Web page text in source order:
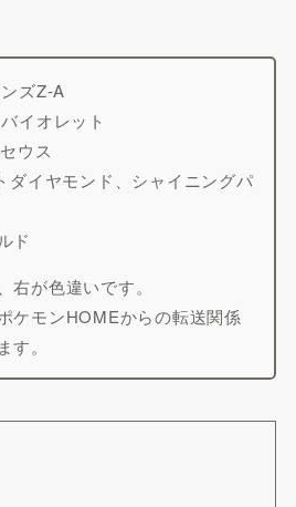
ズZ-A
イオレット
ウス
ダイヤモンド、シャイニングパ
ド
が色違いです。
ケモンHOMEからの転送関係
。